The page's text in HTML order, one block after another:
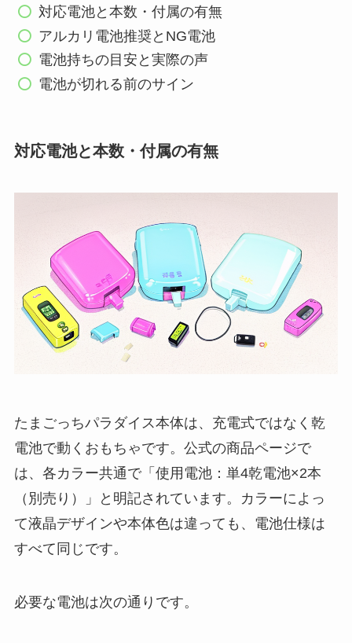
対応電池と本数・付属の有無
アルカリ電池推奨とNG電池
電池持ちの目安と実際の声
電池が切れる前のサイン
対応電池と本数・付属の有無
たまごっちパラダイス本体は、充電式ではなく乾
電池で動くおもちゃです。公式の商品ページで
は、各カラー共通で「使用電池：単4乾電池×2本
（別売り）」と明記されています。カラーによっ
て液晶デザインや本体色は違っても、電池仕様は
すべて同じです。
必要な電池は次の通りです。